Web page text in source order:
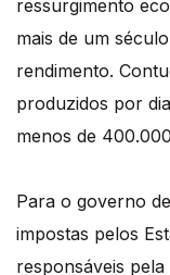
ressurgimento
mais de um
rendimento.
produzidos por
menos de
Para o governo
impostas pelos
responsáveis